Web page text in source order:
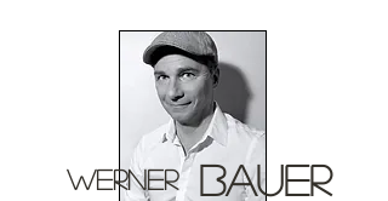
WERNER BAUER